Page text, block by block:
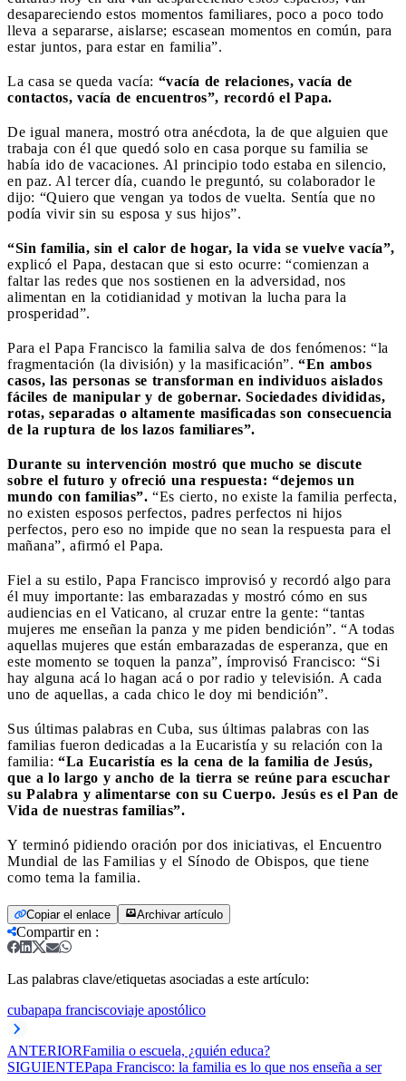
desapareciendo estos momentos familiares, poco a poco todo
lleva a separarse, aislarse; escasean momentos en común, para
estar juntos, para estar en familia”.
La casa se queda vacía: “vacía de relaciones, vacía de
contactos, vacía de encuentros”, recordó el Papa.
De igual manera, mostró otra anécdota, la de que alguien que
trabaja con él que quedó solo en casa porque su familia se
había ido de vacaciones. Al principio todo estaba en silencio,
en paz. Al tercer día, cuando le preguntó, su colaborador le
dijo: “Quiero que vengan ya todos de vuelta. Sentía que no
podía vivir sin su esposa y sus hijos”.
“Sin familia, sin el calor de hogar, la vida se vuelve vacía”,
explicó el Papa, destacan que si esto ocurre: “comienzan a
faltar las redes que nos sostienen en la adversidad, nos
alimentan en la cotidianidad y motivan la lucha para la
prosperidad”.
Para el Papa Francisco la familia salva de dos fenómenos: “la
fragmentación (la división) y la masificación”. “En ambos
casos, las personas se transforman en individuos aislados
fáciles de manipular y de gobernar. Sociedades divididas,
rotas, separadas o altamente masificadas son consecuencia
de la ruptura de los lazos familiares”.
Durante su intervención mostró que mucho se discute
sobre el futuro y ofreció una respuesta: “dejemos un
mundo con familias”. “Es cierto, no existe la familia perfecta,
no existen esposos perfectos, padres perfectos ni hijos
perfectos, pero eso no impide que no sean la respuesta para el
mañana”, afirmó el Papa.
Fiel a su estilo, Papa Francisco improvisó y recordó algo para
él muy importante: las embarazadas y mostró cómo en sus
audiencias en el Vaticano, al cruzar entre la gente: “tantas
mujeres me enseñan la panza y me piden bendición”. “A todas
aquellas mujeres que están embarazadas de esperanza, que en
este momento se toquen la panza”, ímprovisó Francisco: “Si
hay alguna acá lo hagan acá o por radio y televisión. A cada
uno de aquellas, a cada chico le doy mi bendición”.
Sus últimas palabras en Cuba, sus últimas palabras con las
familias fueron dedicadas a la Eucaristía y su relación con la
familia: “La Eucaristía es la cena de la familia de Jesús,
que a lo largo y ancho de la tierra se reúne para escuchar
su Palabra y alimentarse con su Cuerpo. Jesús es el Pan de
Vida de nuestras familias”.
Y terminó pidiendo oración por dos iniciativas, el Encuentro
Mundial de las Familias y el Sínodo de Obispos, que tiene
como tema la familia.
Copiar el enlace Archivar artículo
Compartir en :
Las palabras clave/etiquetas asociadas a este artículo:
cubapapa franciscoviaje apostólico
ANTERIORFamilia o escuela, ¿quién educa?
SIGUIENTEPapa Francisco: la familia es lo que nos enseña a ser